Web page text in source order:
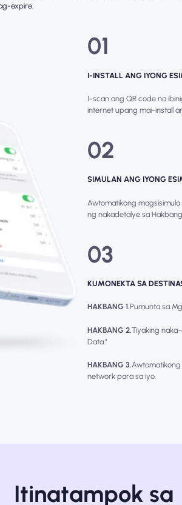
expire.
01
I-INSTALL ANG IYONG
I-scan ang QR code na
internet upang mai-install
02
SIMULAN ANG IYONG
Awtomatikong
ng nakadetalye sa Hakbang
03
KUMONEKTA SA
HAKBANG 1.Pumunta sa
HAKBANG 2.Tiyaking
Data."
HAKBANG 3.
network para sa iyo.
Itinatampok sa